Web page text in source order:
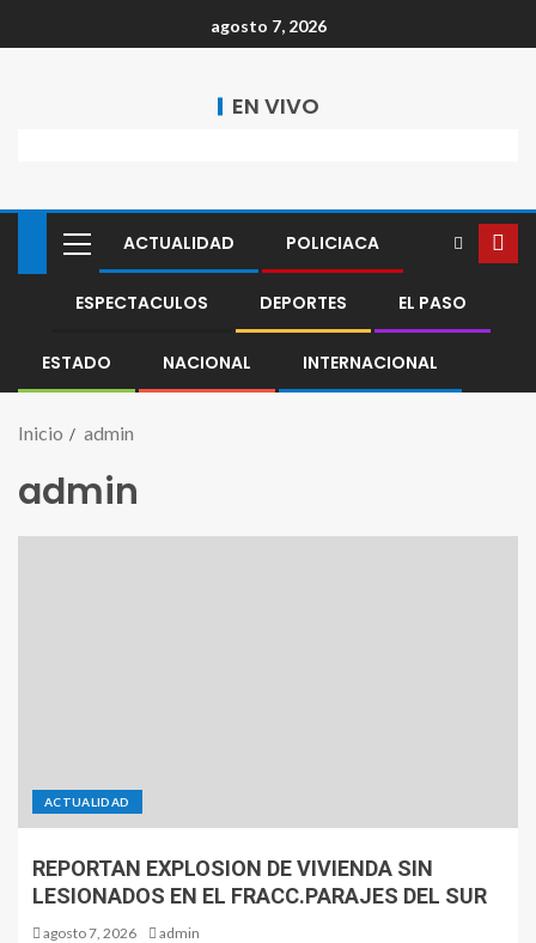
agosto 7, 2026
EN VIVO
ACTUALIDAD POLICIACA
ESPECTACULOS DEPORTES EL PASO
ESTADO NACIONAL INTERNACIONAL
Inicio admin
admin
ACTUALIDAD
REPORTAN EXPLOSION DE VIVIENDA SIN
LESIONADOS EN EL FRACC.PARAJES DEL SUR
agosto 7, 2026 admin